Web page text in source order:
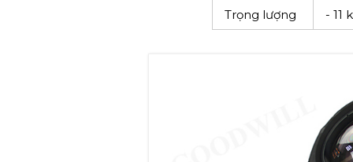
Trọng lượng - 11